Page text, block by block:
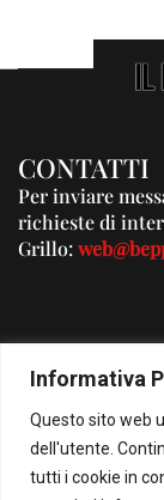
Informativa
Questo sito web
dell'utente.
tutti i cookie in
CONTATTI
Per inviare
richieste di
Grillo: